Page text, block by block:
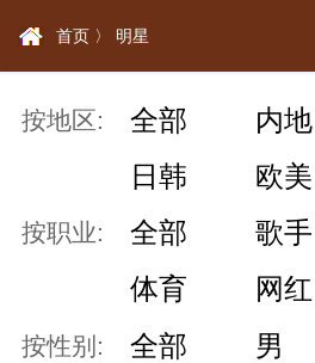
首页 〉 明星
按地区: 全部 内地
日韩
欧美
按职业: 全部 歌手
体育
网红
按性别: 全部 男